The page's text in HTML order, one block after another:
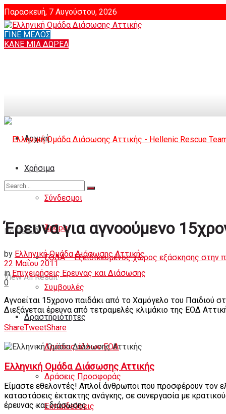
Παρασκευή, 7 Αυγούστου, 2026
Login
ΓΙΝΕ ΜΕΛΟΣ
ΚΑΝΕ ΜΙΑ ΔΩΡΕΑ
Αρχική
Χρήσιμα
Σύνδεσμοι
Άρθρα
ΕΟΔΑ – Εξειδικευμένος χώρος εξάσκησης στην
Συμβουλές
Δραστηριότητες
Δράσεις άλλων ΕΟΔ
Δράσεις Προσφοράς
Εκπαιδεύσεις
No Result
View All Result
Έρευνα για αγνοούμενο
by Ελληνική Ομάδα Διάσωσης Αττικής
22 Μαΐου 2011
in Επιχειρήσεις Ερευνας και Διάσωσης
0
Αγνοείται 15χρονο παιδάκι από το Χαμόγελο του Παιδιού
Διεξάγεται έρευνα από τετραμελές κλιμάκιο της ΕΟΔ
ShareTweetShare
Ελληνική Ομάδα Διάσωσης Αττικής
Είμαστε εθελοντές! Απλοί άνθρωποι που προσφέρουν τον
καταστάσεις έκτακτης ανάγκης, σε συνεργασία με
έρευνας και διάσωσης.